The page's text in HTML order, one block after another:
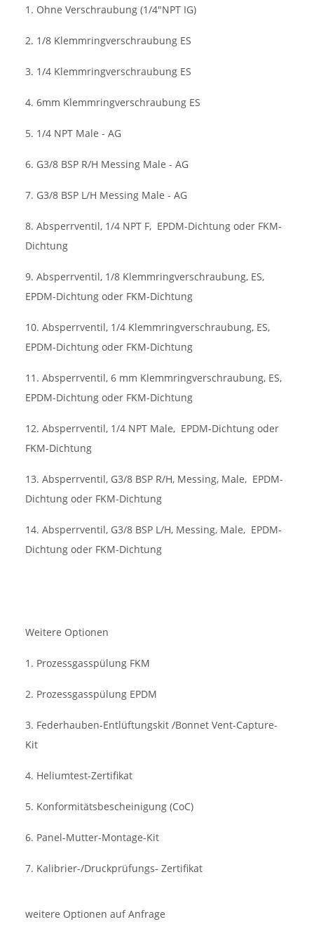
1. Ohne Verschraubung (1/4"NPT IG)
2. 1/8 Klemmringverschraubung ES
3. 1/4 Klemmringverschraubung ES
4. 6mm Klemmringverschraubung ES
5. 1/4 NPT Male - AG
6. G3/8 BSP R/H Messing Male - AG
7. G3/8 BSP L/H Messing Male - AG
8. Absperrventil, 1/4 NPT F, EPDM-Dichtung oder FKM-
Dichtung
9. Absperrventil, 1/8 Klemmringverschraubung, ES,
EPDM-Dichtung oder FKM-Dichtung
10. Absperrventil, 1/4 Klemmringverschraubung, ES,
EPDM-Dichtung oder FKM-Dichtung
11. Absperrventil, 6 mm Klemmringverschraubung, ES,
EPDM-Dichtung oder FKM-Dichtung
12. Absperrventil, 1/4 NPT Male, EPDM-Dichtung oder
FKM-Dichtung
13. Absperrventil, G3/8 BSP R/H, Messing, Male, EPDM-
Dichtung oder FKM-Dichtung
14. Absperrventil, G3/8 BSP L/H, Messing, Male, EPDM-
Dichtung oder FKM-Dichtung
Weitere Optionen
1. Prozessgasspülung FKM
2. Prozessgasspülung EPDM
3. Federhauben-Entlüftungskit /Bonnet Vent-Capture-
Kit
4. Heliumtest-Zertifikat
5. Konformitätsbescheinigung (CoC)
6. Panel-Mutter-Montage-Kit
7. Kalibrier-/Druckprüfungs- Zertifikat
weitere Optionen auf Anfrage